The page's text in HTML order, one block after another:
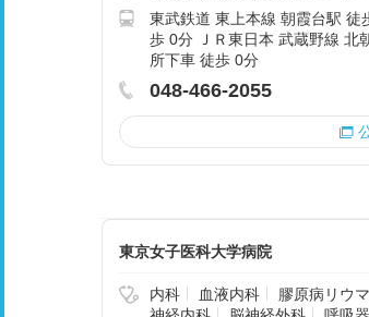
東武鉄道 東上本線 朝霞台駅 徒
歩 0分 ＪＲ東日本 武蔵野線 北
所下車 徒歩 0分
048-466-2055
東京女子医科大学病院
内科 血液内科 膠原病リウ